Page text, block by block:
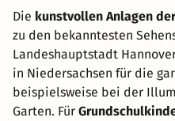
Die kunstvollen Anlagen
zu den bekanntesten
Landeshauptstadt
in Niedersachsen für die
beispielsweise bei der
Garten. Für